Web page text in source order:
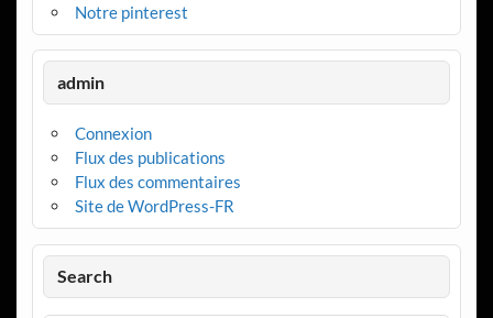
Notre pinterest
admin
Connexion
Flux des publications
Flux des commentaires
Site de WordPress-FR
Search